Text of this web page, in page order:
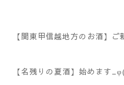
【関東甲信越地方のお酒】
【名残りの夏酒】始めます